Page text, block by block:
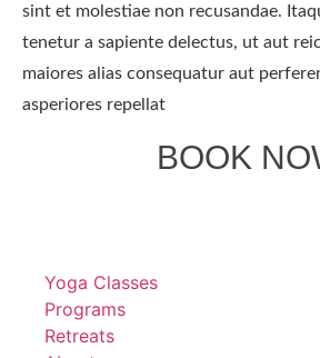
sint et molestiae non recusandae.
tenetur a sapiente delectus, ut aut
maiores alias consequatur aut
asperiores repellat
BOOK
Yoga Classes
Programs
Retreats